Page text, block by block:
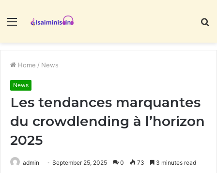
Menu
Home / News
News
Les tendances marquantes
du crowdlending à l’horizon
2025
admin September 25, 2025 0 73 3 minutes read